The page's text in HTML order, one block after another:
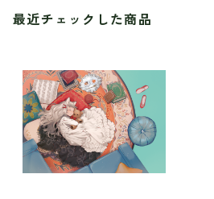
最近チェックした商品